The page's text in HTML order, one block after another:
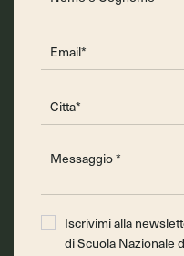
Iscrivimi alla
di Scuola Nazionale